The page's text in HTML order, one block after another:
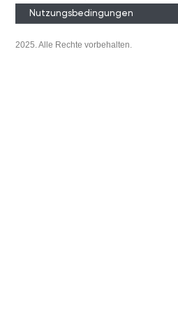
Nutzungsbedingungen
2025. Alle Rechte vorbehalten.